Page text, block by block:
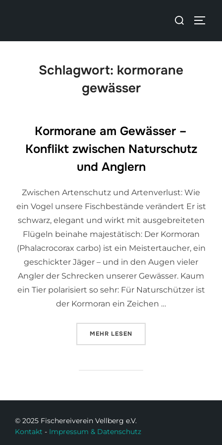
Schlagwort: kormorane
gewässer
Kormorane am Gewässer –
Konflikt zwischen Naturschutz
und Anglern
Zwischen Artenschutz und Artenverlust: Wie
ein Vogel unsere Fischbestände verändert Er ist
schwarz, elegant und wirkt mit ausgebreiteten
Flügeln beinahe majestätisch: Der Kormoran
(Phalacrocorax carbo) ist ein Meistertaucher, ein
geschickter Jäger – und in den Augen vieler
Angler der Schrecken unserer Gewässer. Kaum
ein Tier polarisiert so sehr: Für Naturschützer ist
der Kormoran ein Zeichen …
MEHR LESEN
© 2025 Fischereiverein Vellberg e.V.
Kontakt - Impressum & Datenschutz